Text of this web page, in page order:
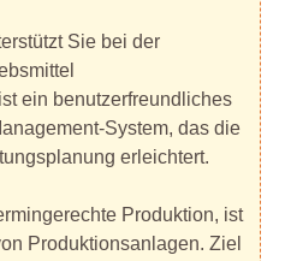
Sie bei der
ein benutzerfreundliches
System, das die
erleichtert.
Produktion, ist
Produktionsanlagen. Ziel